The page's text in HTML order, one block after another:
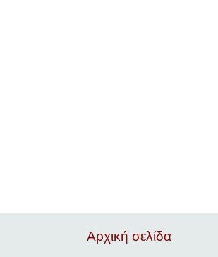
Αρχική σελίδα